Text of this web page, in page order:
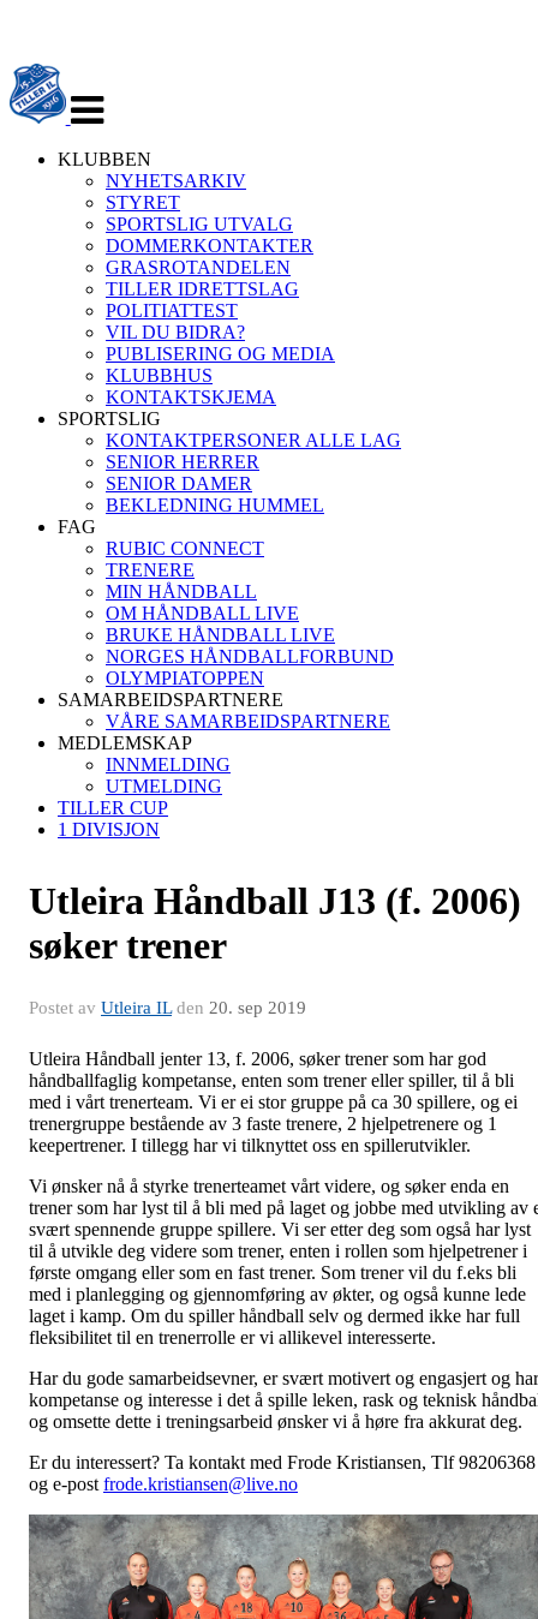
navigasjon
KLUBBEN
NYHETSARKIV
STYRET
SPORTSLIG UTVALG
DOMMERKONTAKTER
GRASROTANDELEN
TILLER IDRETTSLAG
POLITIATTEST
VIL DU BIDRA?
PUBLISERING OG MEDIA
KLUBBHUS
KONTAKTSKJEMA
SPORTSLIG
KONTAKTPERSONER ALLE LAG
SENIOR HERRER
SENIOR DAMER
BEKLEDNING HUMMEL
FAG
RUBIC CONNECT
TRENERE
MIN HÅNDBALL
OM HÅNDBALL LIVE
BRUKE HÅNDBALL LIVE
NORGES HÅNDBALLFORBUND
OLYMPIATOPPEN
SAMARBEIDSPARTNERE
VÅRE SAMARBEIDSPARTNERE
MEDLEMSKAP
INNMELDING
UTMELDING
TILLER CUP
1 DIVISJON
Utleira Håndball J13 (f. 2006)
søker trener
Postet av Utleira ILden 20. sep 2019
Utleira Håndball jenter 13, f. 2006, søker trener som har god
håndballfaglig kompetanse, enten som trener eller spiller, til å bli
med i vårt trenerteam. Vi er ei stor gruppe på ca 30 spillere, og ei
trenergruppe bestående av 3 faste trenere, 2 hjelpetrenere og 1
keepertrener. I tillegg har vi tilknyttet oss en spillerutvikler.
Vi ønsker nå å styrke trenerteamet vårt videre, og søker enda en
trener som har lyst til å bli med på laget og jobbe med utvikling av
svært spennende gruppe spillere. Vi ser etter deg som også har lyst
til å utvikle deg videre som trener, enten i rollen som hjelpetrener i
første omgang eller som en fast trener. Som trener vil du f.eks bli
med i planlegging og gjennomføring av økter, og også kunne lede
laget i kamp. Om du spiller håndball selv og dermed ikke har full
fleksibilitet til en trenerrolle er vi allikevel interesserte.
Har du gode samarbeidsevner, er svært motivert og engasjert og har
kompetanse og interesse i det å spille leken, rask og teknisk
og omsette dette i treningsarbeid ønsker vi å høre fra akkurat deg.
Er du interessert? Ta kontakt med Frode Kristiansen, Tlf 98206368
og e-post frode.kristiansen@live.no